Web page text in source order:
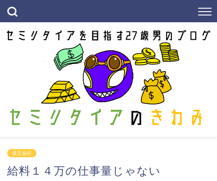
貧乏会社
給料１４万の仕事量じゃない